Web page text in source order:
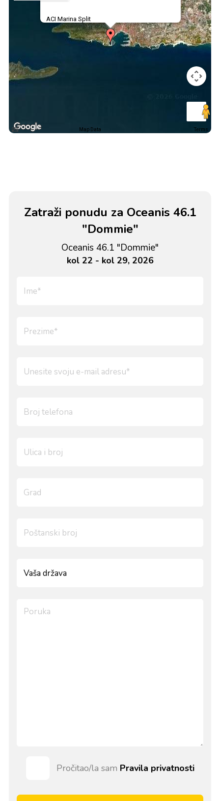
ACI Marina Split
Map Data Terms
Zatraži ponudu za Oceanis 46.1
"Dommie"
Oceanis 46.1 "Dommie"
kol 22 - kol 29, 2026
Pročitao/la sam Pravila privatnosti